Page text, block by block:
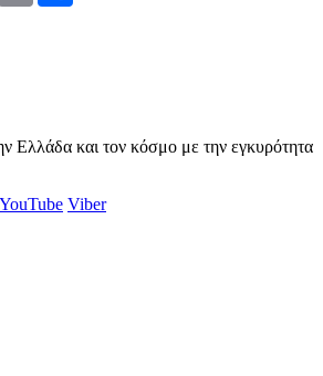
Ελλάδα και τον κόσμο με την εγκυρότητα
YouTube Viber